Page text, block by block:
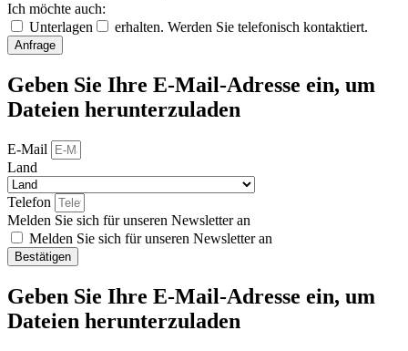
Ich möchte auch:
Unterlagen
erhalten. Werden Sie telefonisch kontaktiert.
Anfrage
Geben Sie Ihre E-Mail-Adresse ein, um
Dateien herunterzuladen
E-Mail
Land
Telefon
Melden Sie sich für unseren Newsletter an
Melden Sie sich für unseren Newsletter an
Bestätigen
Geben Sie Ihre E-Mail-Adresse ein, um
Dateien herunterzuladen